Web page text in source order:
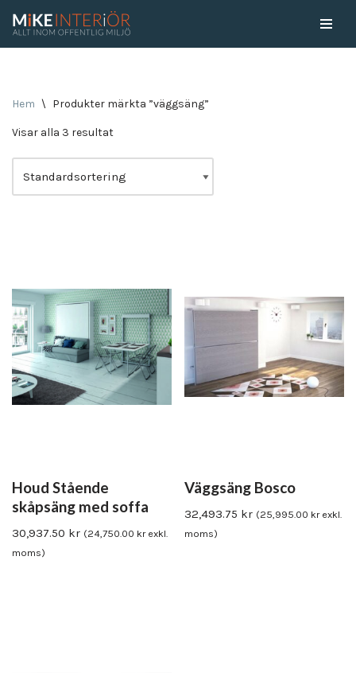
Hem \ Produkter märkta ”väggsäng”
Visar alla 3 resultat
Houd Stående
skåpsäng med soffa
30,937.50 kr (24,750.00 krexkl.
moms)
Väggsäng Bosco
32,493.75 kr (25,995.00 krexkl.
moms)